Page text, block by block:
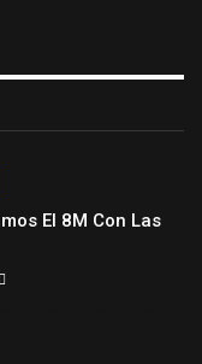
El 8M Con Las